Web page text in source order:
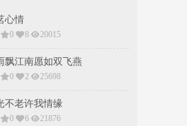
心情
0 8 20015
飘江南愿如双飞燕
0 2 25698
不老许我情缘
0 6 21876